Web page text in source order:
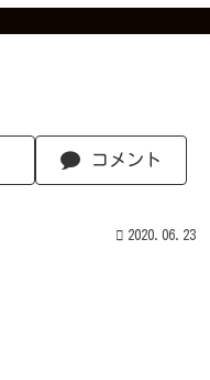
コメント
2020.06.23